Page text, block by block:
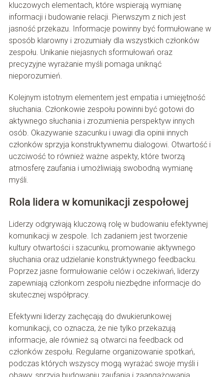
kluczowych elementach, które wspierają wymianę
informacji i budowanie relacji. Pierwszym z nich jest
jasność przekazu. Informacje powinny być formułowane w
sposób klarowny i zrozumiały dla wszystkich członków
zespołu. Unikanie niejasnych sformułowań oraz
precyzyjne wyrażanie myśli pomaga uniknąć
nieporozumień.
Kolejnym istotnym elementem jest empatia i umiejętność
słuchania. Członkowie zespołu powinni być gotowi do
aktywnego słuchania i zrozumienia perspektyw innych
osób. Okazywanie szacunku i uwagi dla opinii innych
członków sprzyja konstruktywnemu dialogowi. Otwartość i
uczciwość to również ważne aspekty, które tworzą
atmosferę zaufania i umożliwiają swobodną wymianę
myśli.
Rola lidera w komunikacji zespołowej
Liderzy odgrywają kluczową rolę w budowaniu efektywnej
komunikacji w zespole. Ich zadaniem jest tworzenie
kultury otwartości i szacunku, promowanie aktywnego
słuchania oraz udzielanie konstruktywnego feedbacku.
Poprzez jasne formułowanie celów i oczekiwań, liderzy
zapewniają członkom zespołu niezbędne informacje do
skutecznej współpracy.
Efektywni liderzy zachęcają do dwukierunkowej
komunikacji, co oznacza, że nie tylko przekazują
informacje, ale również są otwarci na feedback od
członków zespołu. Regularne organizowanie spotkań,
podczas których wszyscy mogą wyrażać swoje myśli i